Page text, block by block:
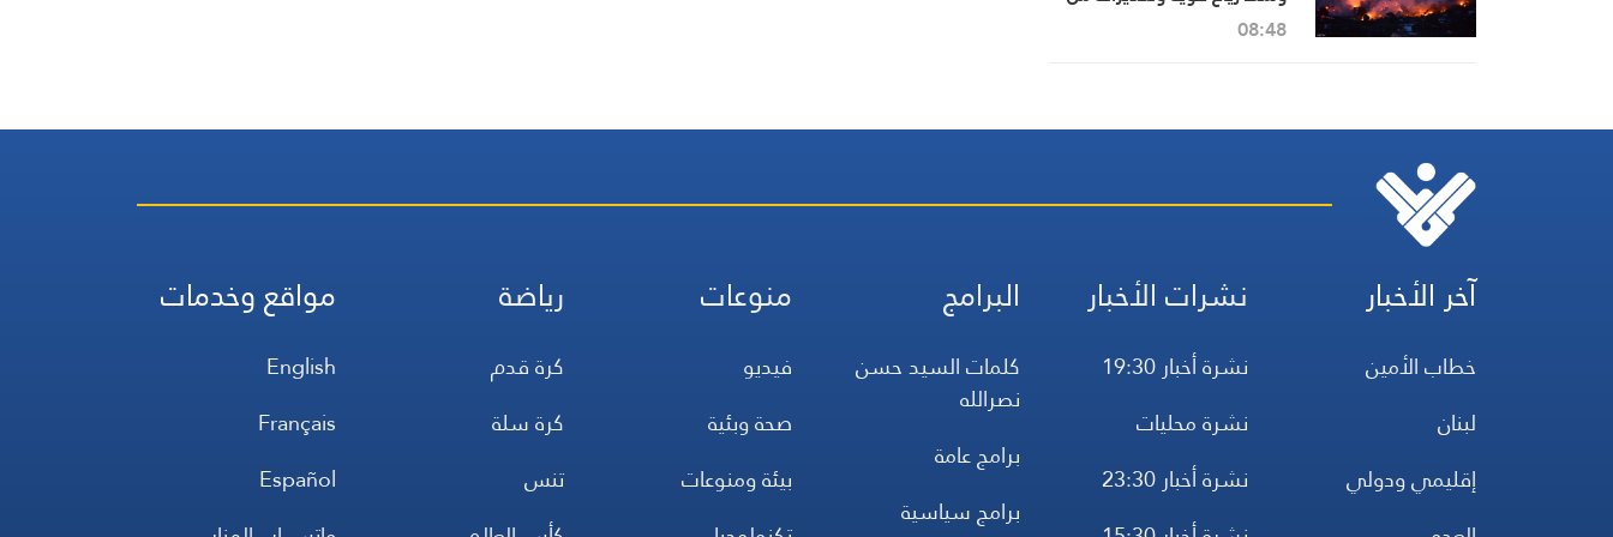
موجة حر وشيكة
08:48
آخر الأخبار
خطاب الأمين
لبنان
إقليمي ودولي
نشرات الأخبار
نشرة أخبار 19:30
نشرة محليات
نشرة أخبار 23:30
البرامج
كلمات السيد حسن
نصرالله
برامج عامة
برامج سياسية
منوعات
فيديو
صحة وبئية
بيئة ومنوعات
رياضة
كرة قدم
كرة سلة
تنس
مواقع وخدمات
English
Français
Español